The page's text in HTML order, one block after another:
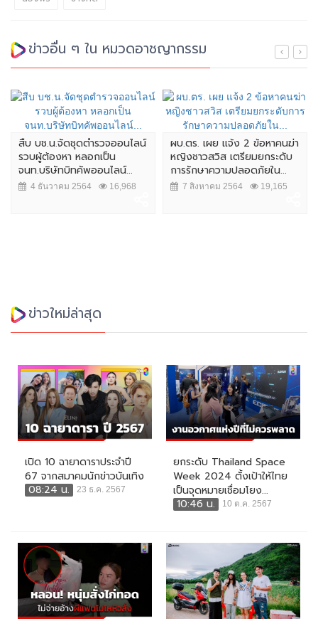
ข่าวอื่น ๆ ใน หมวดอาชญากรรม
.น.จัดชุดตำรวจออนไลน์
องหา หลอกเป็น
ริษัทบิทคัพออนไลน์...
วาคม 2564 16,968
ผบ.ตร. เผย แจ้ง 2 ข้อหาคนฆ่า
หญิงชาวสวิส เตรียมยกระดับ
การรักษาความปลอดภัยใน...
7 สิงหาคม 2564 19,165
โจร บุก
หายหล
15 มิถุ
ข่าวใหม่ล่าสุด
เปิด 10 ฉายาดาราประจำปี
67 จากสมาคมนักข่าวบันเทิง
08:24 น.
23 ธ.ค. 2567
ยกระดับ Thailand Space
Week 2024 ตั้งเป้าให้ไทย
เป็นจุดหมายเชื่อมโยง...
10:46 น.
10 ต.ค. 2567